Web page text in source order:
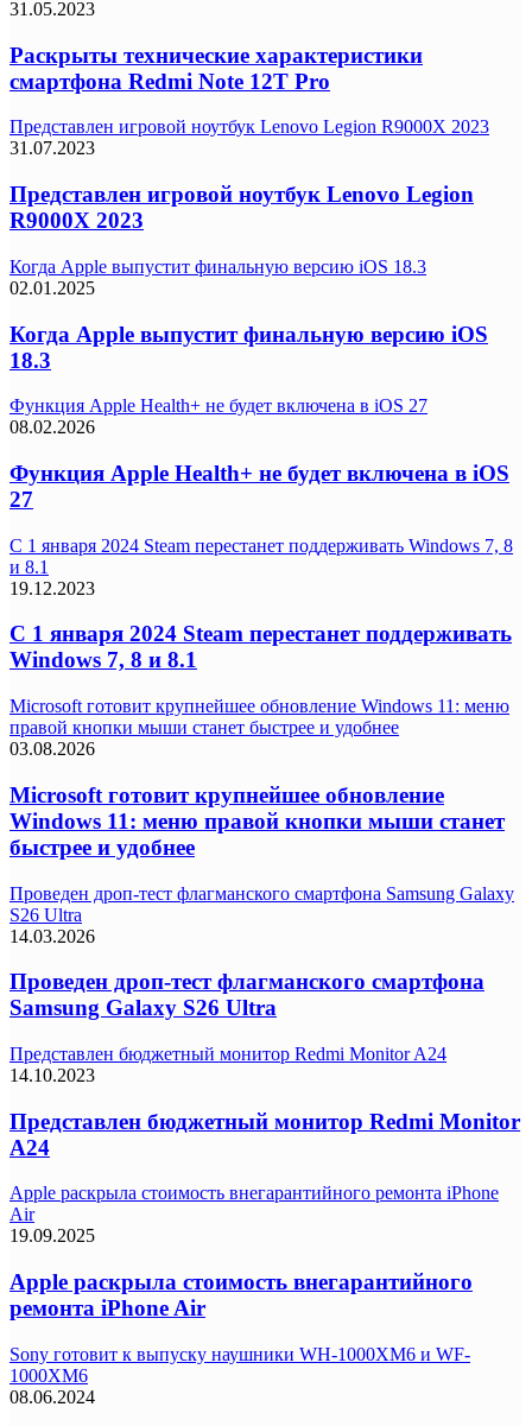
31.05.2023
Раскрыты технические характеристики
смартфона Redmi Note 12T Pro
Представлен игровой ноутбук Lenovo Legion R9000X 2023
31.07.2023
Представлен игровой ноутбук Lenovo Legion
R9000X 2023
Когда Apple выпустит финальную версию iOS 18.3
02.01.2025
Когда Apple выпустит финальную версию iOS
18.3
Функция Apple Health+ не будет включена в iOS 27
08.02.2026
Функция Apple Health+ не будет включена в iOS
27
С 1 января 2024 Steam перестанет поддерживать Windows 7, 8
и 8.1
19.12.2023
С 1 января 2024 Steam перестанет поддерживать
Windows 7, 8 и 8.1
Microsoft готовит крупнейшее обновление Windows 11: меню
правой кнопки мыши станет быстрее и удобнее
03.08.2026
Microsoft готовит крупнейшее обновление
Windows 11: меню правой кнопки мыши станет
быстрее и удобнее
Проведен дроп-тест флагманского смартфона Samsung Galaxy
S26 Ultra
14.03.2026
Проведен дроп-тест флагманского смартфона
Samsung Galaxy S26 Ultra
Представлен бюджетный монитор Redmi Monitor A24
14.10.2023
Представлен бюджетный монитор Redmi Monitor
A24
Apple раскрыла стоимость внегарантийного ремонта iPhone
Air
19.09.2025
Apple раскрыла стоимость внегарантийного
ремонта iPhone Air
Sony готовит к выпуску наушники WH-1000XM6 и WF-
1000XM6
08.06.2024